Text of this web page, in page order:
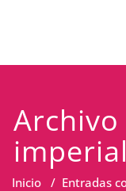
imperial
Inicio / Entradas